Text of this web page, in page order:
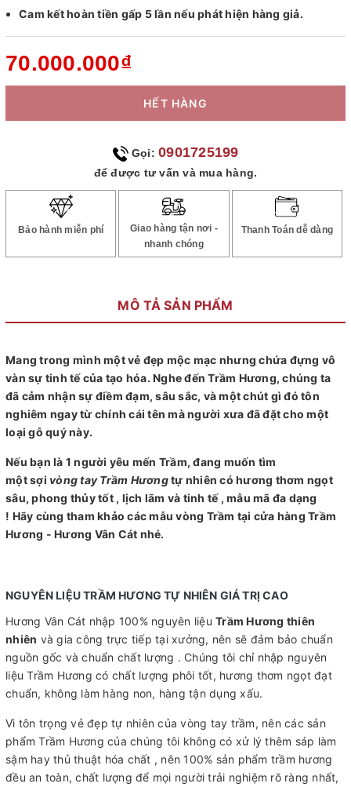
Cam kết hoàn tiền gấp 5 lần nếu phát hiện hàng giả.
70.000.000₫
HẾT HÀNG
Gọi: 0901725199
để được tư vấn và mua hàng.
Bảo hành miễn phí
Giao hàng tận nơi -
nhanh chóng
Thanh Toán dễ dàng
MÔ TẢ SẢN PHẨM
Mang trong mình một vẻ đẹp mộc mạc nhưng chứa đựng vô
vàn sự tinh tế của tạo hóa. Nghe đến Trầm Hương, chúng ta
đã cảm nhận sự điềm đạm, sâu sắc, và một chút gì đó tôn
nghiêm ngay từ chính cái tên mà người xưa đã đặt cho một
loại gỗ quý này.
Nếu bạn là 1 người yêu mến Trầm, đang muốn tìm
một sợi vòng tay Trầm Hươngtự nhiên có hương thơm ngọt
sâu, phong thủy tốt , lịch lãm và tinh tế , mẫu mã đa dạng
! Hãy cùng tham khảo các mẫu vòng Trầm tại cửa hàng Trầm
Hương - Hương Vân Cát nhé.
NGUYÊN LIỆU TRẦM HƯƠNG TỰ NHIÊN GIÁ TRỊ CAO
Hương Vân Cát nhập 100% nguyên liệu Trầm Hương thiên
nhiên và gia công trực tiếp tại xưởng, nên sẽ đảm bảo chuẩn
nguồn gốc và chuẩn chất lượng . Chúng tôi chỉ nhập nguyên
liệu Trầm Hương có chất lượng phôi tốt, hương thơm ngọt đạt
chuẩn, không làm hàng non, hàng tận dụng xấu.
Vì tôn trọng vẻ đẹp tự nhiên của vòng tay trầm, nên các sản
phẩm Trầm Hương của chúng tôi không có xử lý thêm sáp làm
sậm hay thủ thuật hóa chất , nên 100% sản phẩm trầm hương
đều an toàn, chất lượng để mọi người trải nghiệm rõ ràng nhất,